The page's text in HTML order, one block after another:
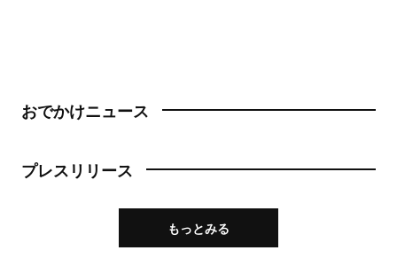
おでかけニュース
プレスリリース
もっとみる